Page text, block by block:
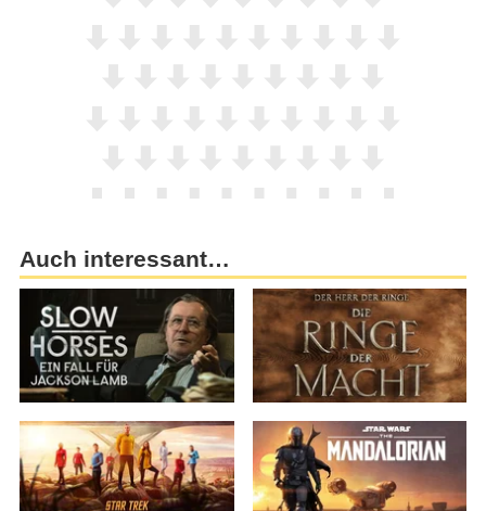
Auch interessant…